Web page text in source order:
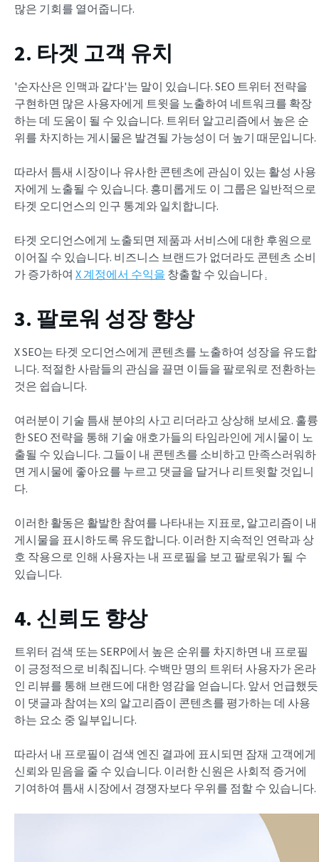
많은 기회를 열어줍니다.
2. 타겟 고객 유치
'순자산은 인맥과 같다'는 말이 있습니다. SEO 트위터 전략을
구현하면 많은 사용자에게 트윗을 노출하여 네트워크를 확장
하는 데 도움이 될 수 있습니다. 트위터 알고리즘에서 높은 순
위를 차지하는 게시물은 발견될 가능성이 더 높기 때문입니다.
따라서 틈새 시장이나 유사한 콘텐츠에 관심이 있는 활성 사용
자에게 노출될 수 있습니다. 흥미롭게도 이 그룹은 일반적으로
타겟 오디언스의 인구 통계와 일치합니다.
타겟 오디언스에게 노출되면 제품과 서비스에 대한 후원으로
이어질 수 있습니다. 비즈니스 브랜드가 없더라도 콘텐츠 소비
가 증가하여 X 계정에서 수익을 창출할 수 있습니다.
3. 팔로워 성장 향상
X SEO는 타겟 오디언스에게 콘텐츠를 노출하여 성장을 유도합
니다. 적절한 사람들의 관심을 끌면 이들을 팔로워로 전환하는
것은 쉽습니다.
여러분이 기술 틈새 분야의 사고 리더라고 상상해 보세요. 훌륭
한 SEO 전략을 통해 기술 애호가들의 타임라인에 게시물이 노
출될 수 있습니다. 그들이 내 콘텐츠를 소비하고 만족스러워하
면 게시물에 좋아요를 누르고 댓글을 달거나 리트윗할 것입니
다.
이러한 활동은 활발한 참여를 나타내는 지표로, 알고리즘이 내
게시물을 표시하도록 유도합니다. 이러한 지속적인 연락과 상
호 작용으로 인해 사용자는 내 프로필을 보고 팔로워가 될 수
있습니다.
4. 신뢰도 향상
트위터 검색 또는 SERP에서 높은 순위를 차지하면 내 프로필
이 긍정적으로 비춰집니다. 수백만 명의 트위터 사용자가 온라
인 리뷰를 통해 브랜드에 대한 영감을 얻습니다. 앞서 언급했듯
이 댓글과 참여는 X의 알고리즘이 콘텐츠를 평가하는 데 사용
하는 요소 중 일부입니다.
따라서 내 프로필이 검색 엔진 결과에 표시되면 잠재 고객에게
신뢰와 믿음을 줄 수 있습니다. 이러한 신원은 사회적 증거에
기여하여 틈새 시장에서 경쟁자보다 우위를 점할 수 있습니다.